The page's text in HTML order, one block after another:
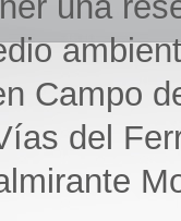
Campo
del